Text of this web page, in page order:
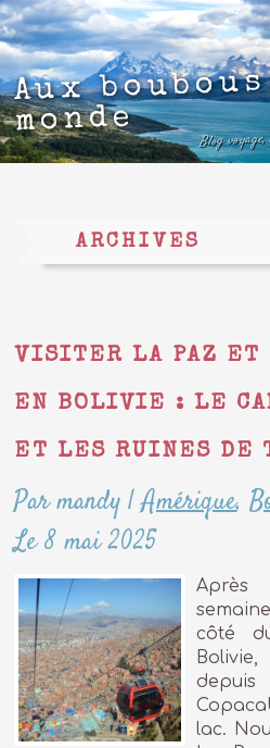
Aux
monde
Blog
ARCHIVES
VISITER LA PAZ ET
EN BOLIVIE : LE
ET LES RUINES DE
Par mandy |Amérique,
Le 8 mai 2025
côté
lac.